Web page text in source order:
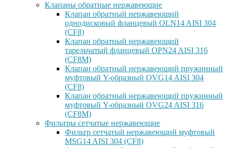
Клапаны обратные нержавеющие
Клапан обратный нержавеющий
однодисковый фланцевый OLN14 AISI 304
(CF8)
Клапан обратный нержавеющий
тарельчатый фланцевый OPN24 AISI 316
(CF8M)
Клапан обратный нержавеющий пружинный
муфтовый Y-образный OVG14 AISI 304
(CF8)
Клапан обратный нержавеющий пружинный
муфтовый Y-образный OVG24 AISI 316
(CF8М)
Фильтры сетчатые нержавеющие
Фильтр сетчатый нержавеющий муфтовый
MSG14 AISI 304 (CF8)